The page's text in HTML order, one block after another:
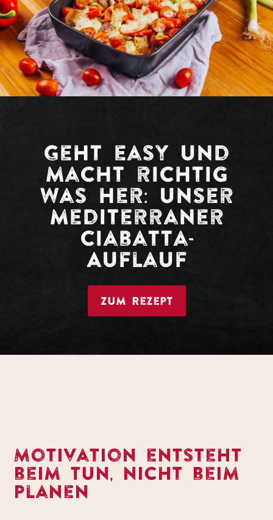
Geht easy und
macht richtig
was her: unser
mediterraner
Ciabatta-
Auflauf
Zum Rezept
Motivation entsteht
beim Tun, nicht beim
Planen